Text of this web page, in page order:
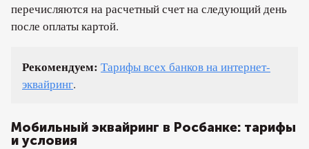
перечисляются на расчетный счет на следующий день
после оплаты картой.
Рекомендуем: Тарифы всех банков на интернет-
эквайринг.
Мобильный эквайринг в Росбанке: тарифы
и условия